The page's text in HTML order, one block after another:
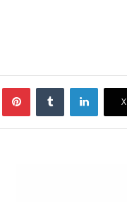
X
لينكدإن